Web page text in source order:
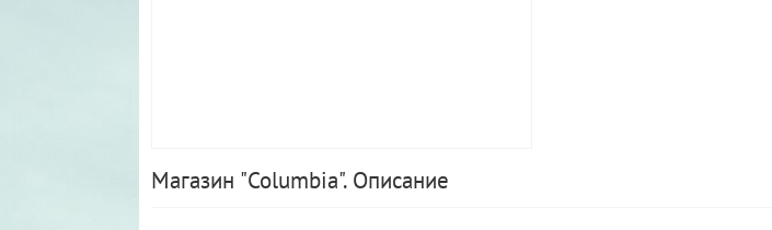
Магазин "Columbia". Описание